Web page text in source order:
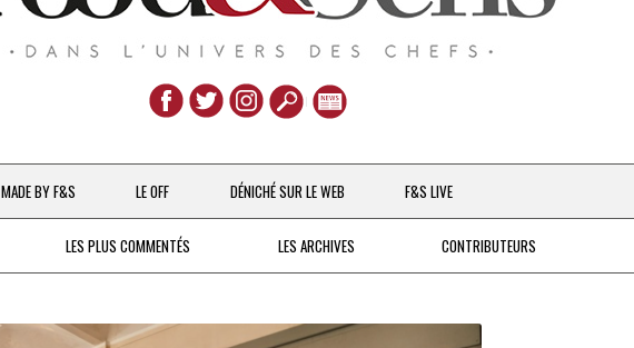
Aller
au
contenu
MADE BY F&S
CHEFS & ACTUALITÉS
À LA PETITE CUILLÈRE
LE OFF DÉNICHÉ SUR LE WEB F&S LIVE
LES PLUS COMMENTÉS LES ARCHIVES CONTRIBUTEURS